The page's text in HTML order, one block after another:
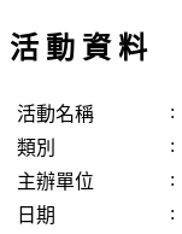
活 動 資 料
活動名稱 :
類別
:
主辦單位
:
日期
: